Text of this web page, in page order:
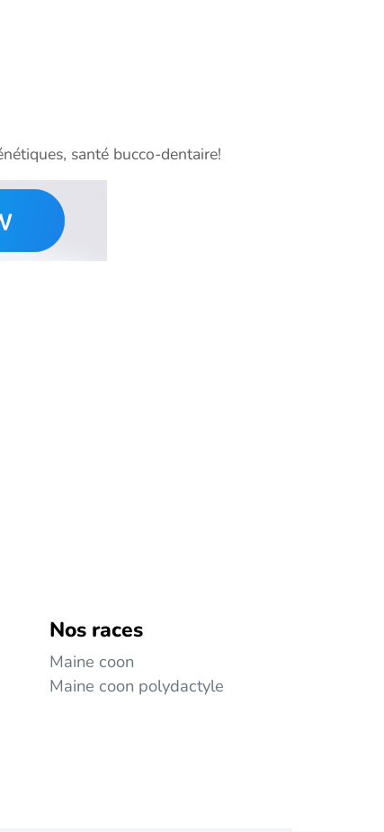
santé bucco-dentaire!
Nos races
Maine coon
Maine coon polydactyle